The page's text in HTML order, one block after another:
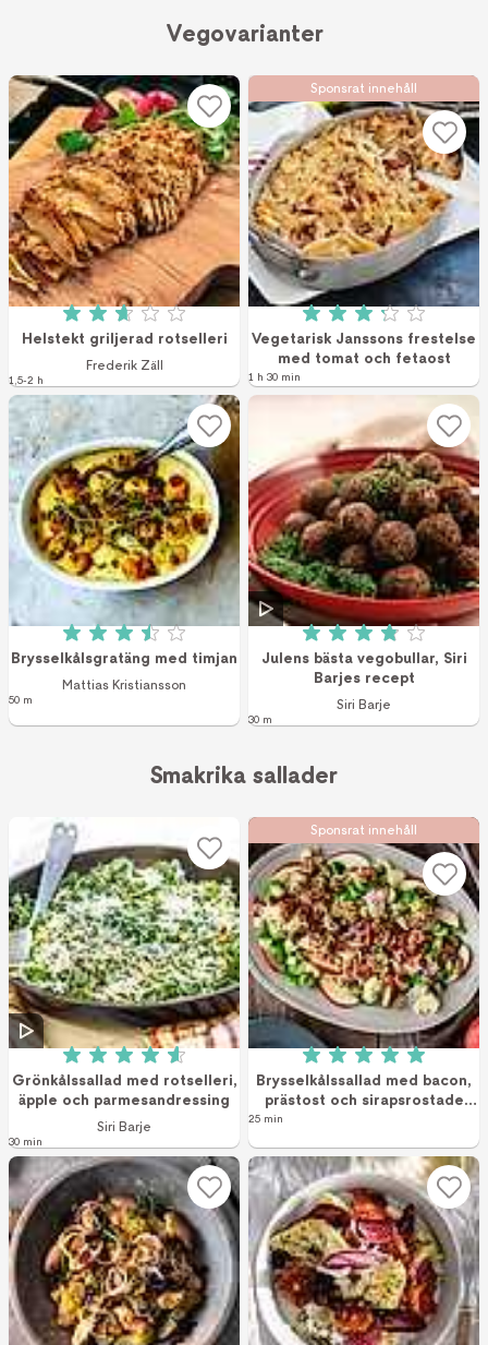
Vegovarianter
Betyg: 2.7 av 5 (78 röster)
Helstekt griljerad rotselleri
Frederik Zäll
1,5-2 h
Sponsrat innehåll
Betyg: 3.2 av 5
Vegetarisk Janssons frestelse
med tomat och fetaost
1 h 30 min
Betyg: 3.5 av 5 (74 röster)
Brysselkålsgratäng med timjan
Mattias Kristiansson
50 m
Betyg: 3.9 av 5
Julens bästa vegobullar, Siri
Barjes recept
Siri Barje
30 m
Smakrika sallader
Betyg: 4.6 av 5 (7 röster)
Grönkålssallad med rotselleri,
äpple och parmesandressing
Siri Barje
30 min
Sponsrat innehåll
Betyg: 5 av 5 (6
Brysselkålssallad med bacon,
prästost och sirapsrostade
25 min